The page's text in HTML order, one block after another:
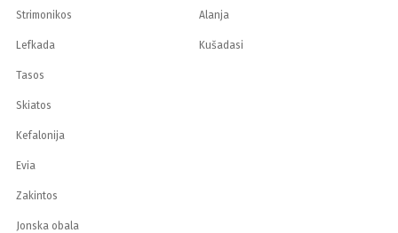
Strimonikos
Lefkada
Tasos
Skiatos
Kefalonija
Evia
Zakintos
Jonska obala
Alanja
Kušadasi